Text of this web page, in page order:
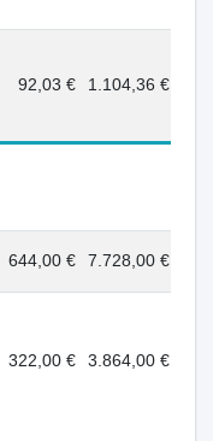
92,03 € 1.104,36 €
644,00 € 7.728,00 €
322,00 € 3.864,00 €